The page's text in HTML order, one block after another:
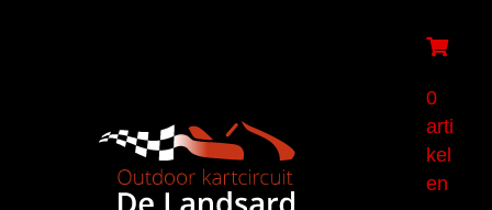
0
arti
kel
en